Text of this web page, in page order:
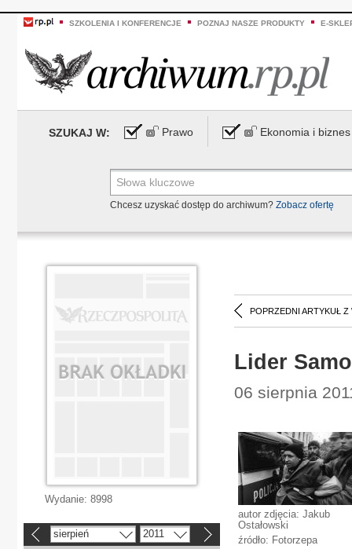
SZKOLENIA I KONFERENCJE POZNAJ NASZE PRODUKTY E-
SZUKAJ W: Prawo Ekonomia i biznes
Chcesz uzyskać dostęp do archiwum? Zobacz ofertę
POPRZEDNI ARTYKUŁ Z
Lider
06 sierpnia
autor zdjęcia: Jakub
Ostałowski
źródło: Fotorzepa
Wydanie: 8998
sierpień 2011